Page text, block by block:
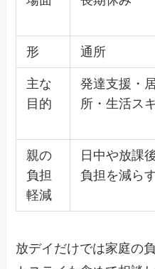
形 通所
主な
目的
発達支援・
所・生活ス
親の
負担
軽減
日中や放課
負担を減ら
放デイだけでは家庭の